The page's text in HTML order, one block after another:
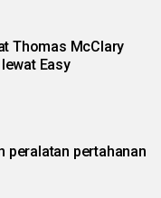
Thomas McClary
Easy
peralatan pertahanan